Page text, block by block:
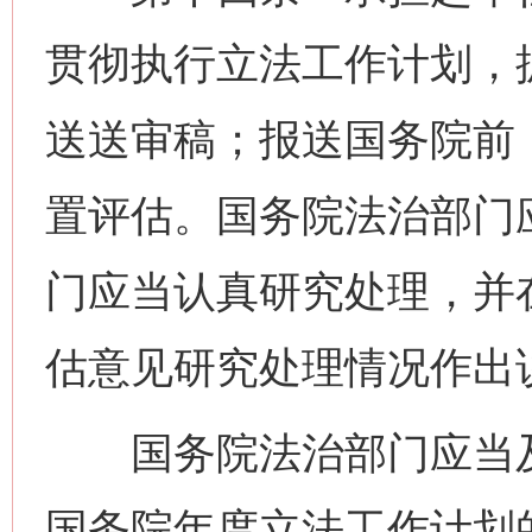
贯彻执行立法工作计划
送送审稿；报送国务院
置评估。国务院法治部
门应当认真研究处理，
估意见研究处理情况作出
国务院法治部门应当